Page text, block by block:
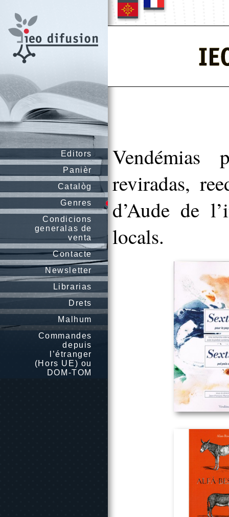
Editors
Panièr
Catalòg
Genres
Condicions
generalas de
venta
Contacte
Newsletter
Librarias
Drets
Malhum
Commandes
depuis
l’étranger
(Hors UE) ou
DOM-TOM
Vendémias
reviradas,
d’Aude de
locals.